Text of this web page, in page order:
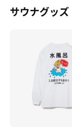
サウナグッズ